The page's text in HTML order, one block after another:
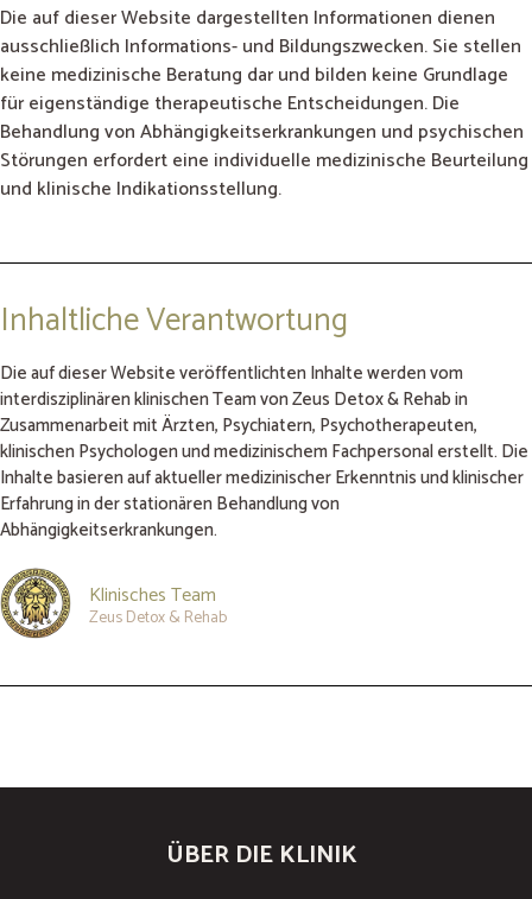
Die auf dieser Website dargestellten Informationen dienen
ausschließlich Informations- und Bildungszwecken. Sie stellen
keine medizinische Beratung dar und bilden keine Grundlage
für eigenständige therapeutische Entscheidungen. Die
Behandlung von Abhängigkeitserkrankungen und psychischen
Störungen erfordert eine individuelle medizinische Beurteilung
und klinische Indikationsstellung.
Inhaltliche Verantwortung
Die auf dieser Website veröffentlichten Inhalte werden vom
interdisziplinären klinischen Team von Zeus Detox & Rehab in
Zusammenarbeit mit Ärzten, Psychiatern, Psychotherapeuten,
klinischen Psychologen und medizinischem Fachpersonal erstellt. Die
Inhalte basieren auf aktueller medizinischer Erkenntnis und klinischer
Erfahrung in der stationären Behandlung von
Abhängigkeitserkrankungen.
Klinisches Team
Zeus Detox & Rehab
ÜBER DIE KLINIK